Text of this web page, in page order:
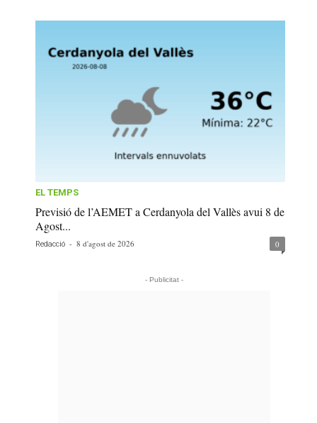
EL TEMPS
Previsió de l’AEMET a Cerdanyola del Vallès avui 8 de
Agost...
Redacció - 8 d'agost de 2026 0
- Publicitat -